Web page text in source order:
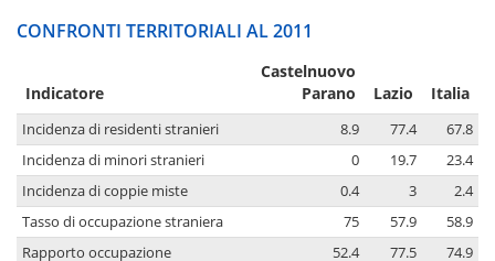
CONFRONTI TERRITORIALI AL 2011
Indicatore
Castelnuovo
Parano
Lazio Italia
Incidenza di residenti stranieri 8.9 77.4
67.8
Incidenza di minori stranieri
0 19.7
23.4
Incidenza di coppie miste
0.4 3
2.4
Tasso di occupazione straniera
75 57.9
58.9
Rapporto occupazione
52.4 77.5 74.9